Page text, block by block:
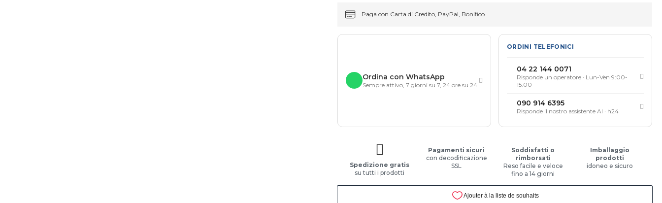
Paga con Carta di Credito, PayPal, Bonifico
Ordina con WhatsApp
Sempre attivo, 7 giorni su 7, 24 ore su 24
ORDINI TELEFONICI
04 22 144 0071
Risponde un operatore · Lun-Ven 9:00-
15:00
090 914 6395
Risponde il nostro assistente AI · h24
Spedizione gratis
su tutti i prodotti
Pagamenti sicuri
con decodificazione
SSL
Soddisfatti o
rimborsati
Reso facile e veloce
fino a 14 giorni
Imballaggio
prodotti
idoneo e sicuro